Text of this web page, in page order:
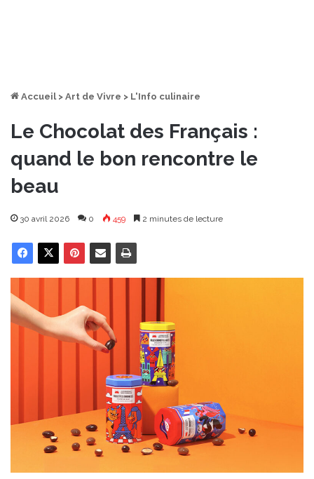
Accueil > Art de Vivre > L'Info culinaire
Le Chocolat des Français :
quand le bon rencontre le
beau
30 avril 2026 0 459 2 minutes de lecture